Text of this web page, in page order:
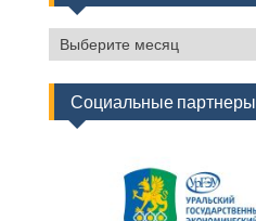
Архив
новостей
Социальные партнеры